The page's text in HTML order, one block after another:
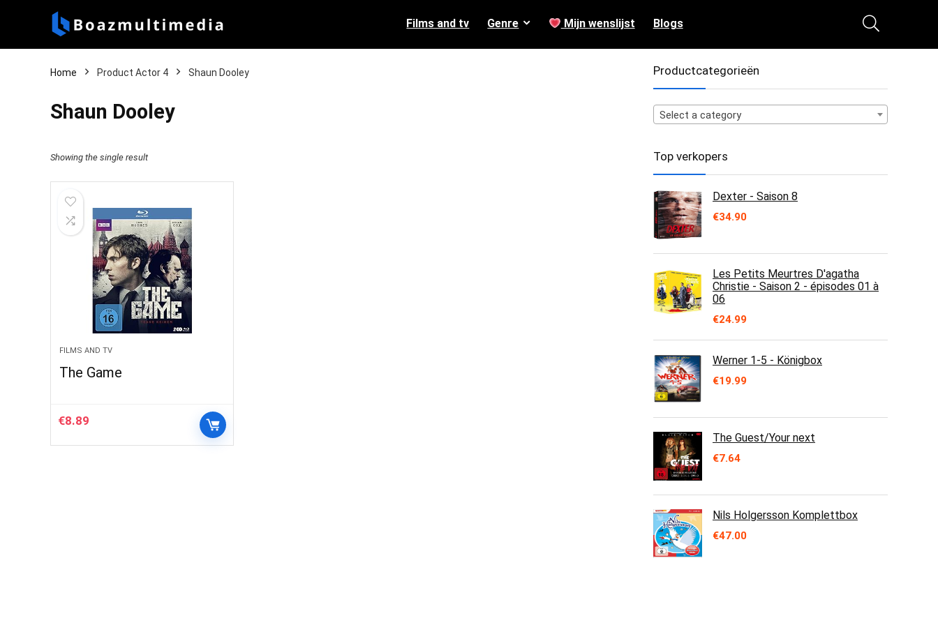
Films and tv Genre Mijn wenslijst Blogs
Home Product Actor 4 Shaun Dooley
Shaun Dooley
Showing the single result
FILMS AND TV
The Game
€8.89
Productcategorieën
Select a category
Top verkopers
Dexter - Saison 8
€34.90
Les Petits Meurtres D'agatha
Christie - Saison 2 - épisodes 01 à
06
€24.99
Werner 1-5 - Königbox
€19.99
The Guest/Your next
€7.64
Nils Holgersson Komplettbox
€47.00